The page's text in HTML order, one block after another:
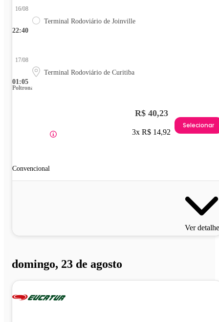
22:40
16/08
Terminal Rodoviário de Joinville
01:05
17/08
Terminal Rodoviário de Curitiba
Poltrona
Convencional
R$ 40,23
3x R$ 14,92
Selecionar
Ver
domingo, 23 de agosto